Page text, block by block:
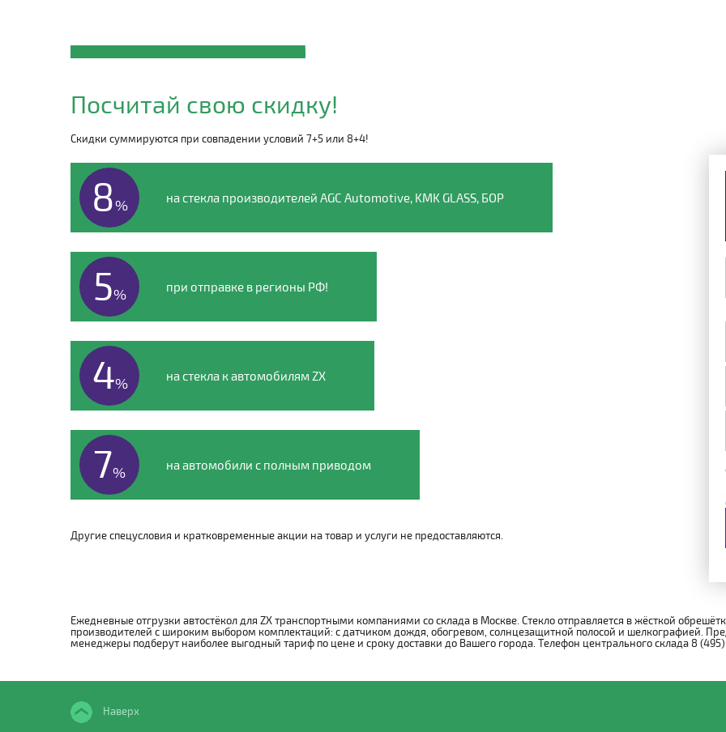
ZX
по телефону
8 (495) 135-00-54
Видео о компании
Посчитай свою скидку!
Скидки суммируются при совпадении условий 7+5 или 8+4!
8% на стекла производителей AGC Automotive, KMK GLASS, БОР
5% при отправке в регионы РФ!
4% на стекла к автомобилям ZX
7% на автомобили с полным приводом
Другие спецусловия и кратковременные акции на товар и услуги не предоставляются.
Ежедневные отгрузки автостёкол для ZX транспортными компаниями со склада в Москве. Стекло отправляется в жёсткой
производителей с широким выбором комплектаций: с датчиком дождя, обогревом, солнцезащитной полосой и шелкографией.
менеджеры подберут наиболее выгодный тариф по цене и сроку доставки до Вашего города. Телефон центрального склада 8
Наверх